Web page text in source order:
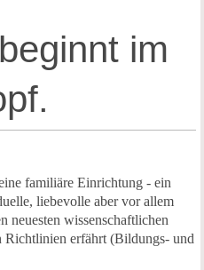
im
familiäre Einrichtung - ein
liebevolle aber vor allem
neuesten wissenschaftlichen
Richtlinien erfährt (Bildungs- und